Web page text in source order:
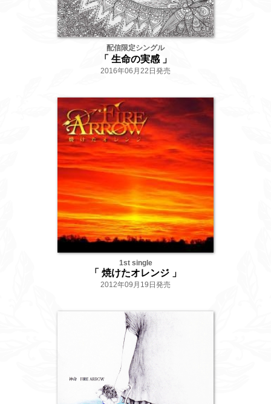
配信限定シングル
「 生命の実感 」
2016年06月22日発売
1st single
「 焼けたオレンジ 」
2012年09月19日発売